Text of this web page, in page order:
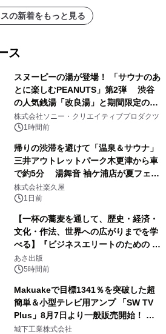
の新着をもっと見る
ス
スヌーピーの湯が登場！ 「サウナのあ
とに楽しむPEANUTS」第2弾 渋谷
の人気銭湯「改良湯」と期間限定のコ
ラボレーション サウナイキタイコラ
ボグッズも発売決定！
株式会社ソニー・クリエイティブプロダクツ
1時間前
帰りの渋滞を避けて「温泉＆サウナ」
三井アウトレットパーク木更津から車
で約5分 湯舞音 袖ケ浦店が夏フェア
メニューを提供
株式会社楽久屋
1日前
【一杯の蕎麦を通して、歴史・経済・
文化・作法、世界への広がりまでを学
べる】『ビジネスエリートのための 教
養としての蕎麦』2026年8月25日
（火）発売
あさ出版
5時間前
Makuakeで目標1341％を突破した超
簡単＆小型テレビ用アンプ 「SW TV
Plus」8月7日より一般販売開始！ ケ
ーブル1本つなぐだけ、テレビの音が
城下工業株式会社